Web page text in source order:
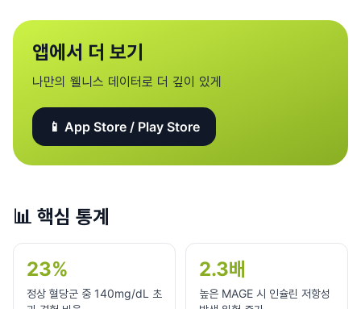
앱에서 더 보기
나만의 웰니스 데이터로 더 깊이 있게
📱 App Store / Play Store
📊 핵심 통계
23%
정상 혈당군 중 140mg/dL 초
2.3배
높은 MAGE 시 인슐린 저항성